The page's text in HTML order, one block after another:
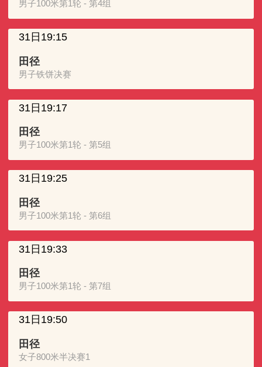
男子100米第1轮 - 第4组
31日19:15
田径
男子铁饼决赛
31日19:17
田径
男子100米第1轮 - 第5组
31日19:25
田径
男子100米第1轮 - 第6组
31日19:33
田径
男子100米第1轮 - 第7组
31日19:50
田径
女子800米半决赛1